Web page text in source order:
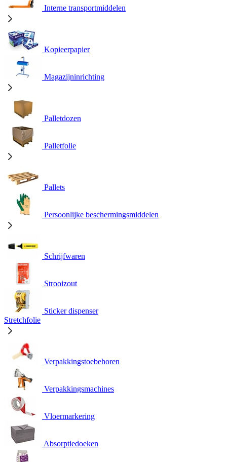
Interne transportmiddelen
Kopieerpapier
Magazijninrichting
Palletdozen
Palletfolie
Pallets
Persoonlijke beschermingsmiddelen
Schrijfwaren
Strooizout
Sticker dispenser
Stretchfolie
Verpakkingstoebehoren
Verpakkingsmachines
Vloermarkering
Absorptiedoeken